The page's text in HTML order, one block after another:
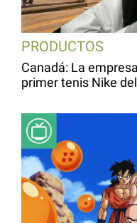
PRODUCTOS
Canadá: La
primer tenis Nike